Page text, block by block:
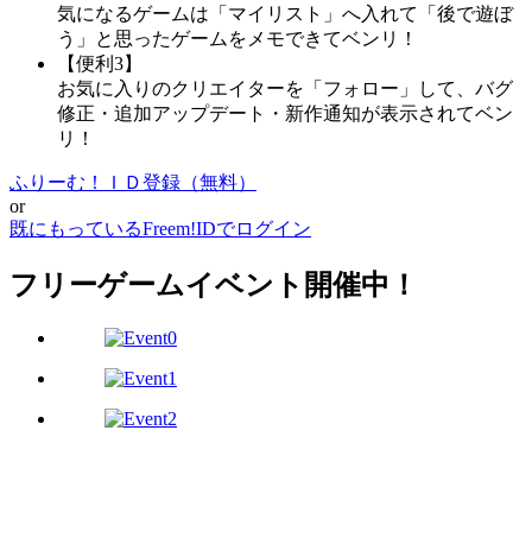
気になるゲームは「マイリスト」へ入れて「後で遊ぼ
う」と思ったゲームをメモできてベンリ！
【便利3】
お気に入りのクリエイターを「フォロー」して、バグ
修正・追加アップデート・新作通知が表示されてベン
リ！
ふりーむ！ＩＤ登録（無料）
or
既にもっているFreem!IDでログイン
フリーゲームイベント開催中！